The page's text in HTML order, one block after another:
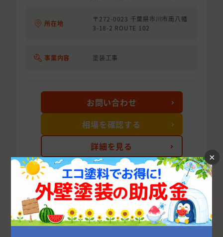
所在地
〒272-0023 千葉県市川市南八幡
3-18-2 ROUTE 102
事業内容 塗装工事
詳細を見る
お問い合わせ
相場を確認する
次の10件を表示する
×